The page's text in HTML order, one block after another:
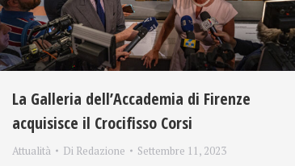
La Galleria dell’Accademia di Firenze
acquisisce il Crocifisso Corsi
Attualità Di Redazione Settembre 11, 2023